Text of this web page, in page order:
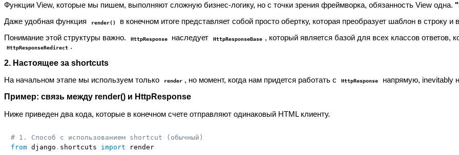
Функции View, которые мы пишем, выполняют сложную бизнес-логику, но с точки зрения фреймворка, обязанность View одна.
Даже удобная функция
render() в конечном итоге представляет собой просто обертку, которая преобразует шаблон в строку и
Понимание этой структуры важно.
HttpResponse наследует HttpResponseBase , который является базой для всех классов ответов,
HttpResponseRedirect .
2. Настоящее за shortcuts
На начальном этапе мы используем только
render , но момент, когда нам придется работать с HttpResponse
напрямую, inevitably
Пример: связь между render() и HttpResponse
Ниже приведен два кода, которые в конечном счете отправляют одинаковый HTML клиенту.
# 1. Способ с использованием shortcut (обычный)
from django . shortcuts import render